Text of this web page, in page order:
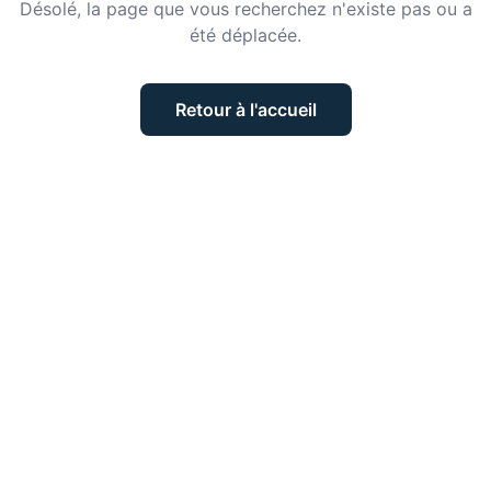
Désolé, la page que vous recherchez n'existe pas ou a
été déplacée.
Retour à l'accueil